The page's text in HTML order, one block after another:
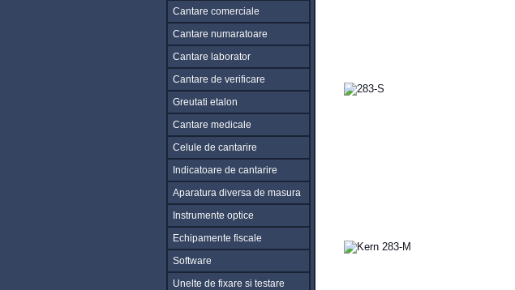
Cantare comerciale
Cantare numaratoare
Cantare laborator
Cantare de verificare
Greutati etalon
Cantare medicale
Celule de cantarire
Indicatoare de cantarire
Aparatura diversa de masura
Instrumente optice
Echipamente fiscale
Software
Unelte de fixare si testare